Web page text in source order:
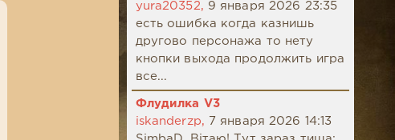
yura20352, 9 января 2026 23:35
есть ошибка когда казнишь
другово персонажа то нету
кнопки выхода продолжить игра
все...
Флудилка V3
iskanderzp,
7 января 2026 14:13